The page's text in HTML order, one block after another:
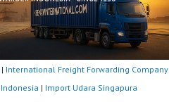
International Freight Forwarding Company
| Import Udara Singapura